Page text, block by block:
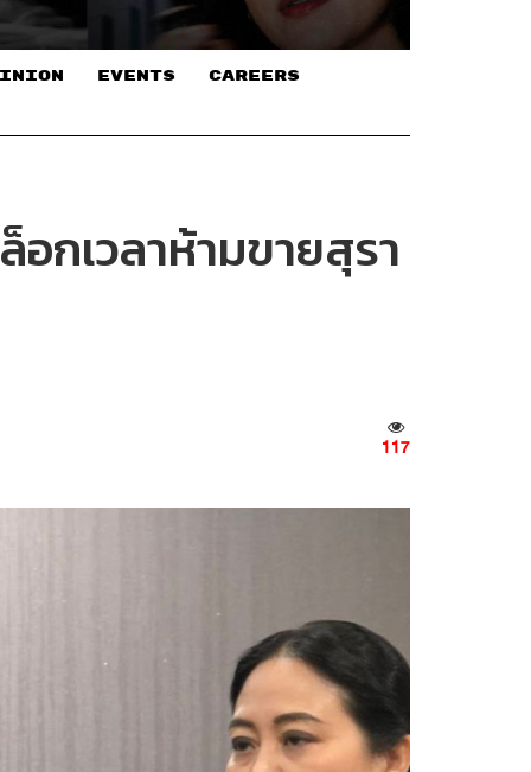
EVENTS CAREERS
กเวลาห้ามขายสุรา
117